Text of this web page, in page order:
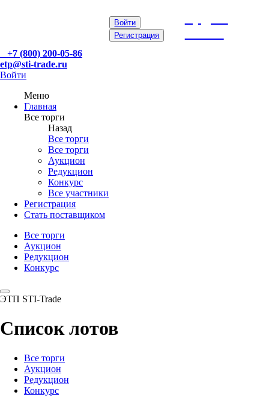
Войти
Регистрация
+7 (800) 200-05-86
etp@sti-trade.ru
Войти
Меню
Главная
Все торги
Назад
Все торги
Все торги
Аукцион
Редукцион
Конкурс
Все участники
Регистрация
Стать поставщиком
Все торги
Аукцион
Редукцион
Конкурс
ЭТП STI-Trade
Список лотов
Все торги
Аукцион
Редукцион
Конкурс